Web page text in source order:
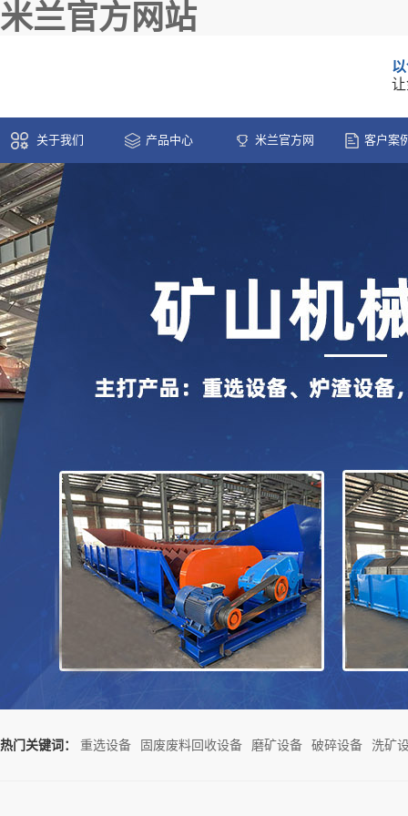
米兰官方网站
关于我们 产品中心 米兰官方网 客户案
热门关键词： 重选设备 固废废料回收设备 磨矿设备 破碎设备 洗矿